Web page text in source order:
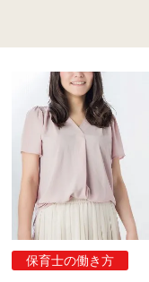
保育士の働き方